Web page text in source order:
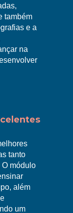
também
e a
na
tanto
módulo
além
um